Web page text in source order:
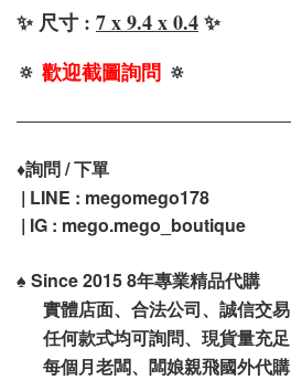
✨ 尺寸 : 7 x 9.4 x 0.4✨
🔅 歡迎截圖詢問 🔅
♦️詢問 / 下單
| LINE : megomego178
| IG : mego.mego_boutique
♠️ Since 2015 8年專業精品代購
實體店面、合法公司、誠信交易
任何款式均可詢問、現貨量充足
每個月老闆、闆娘親飛國外代購